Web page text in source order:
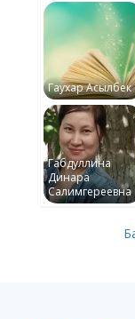
Гаухар Асылбек
Габдуллина
Динара
Салимгереевна